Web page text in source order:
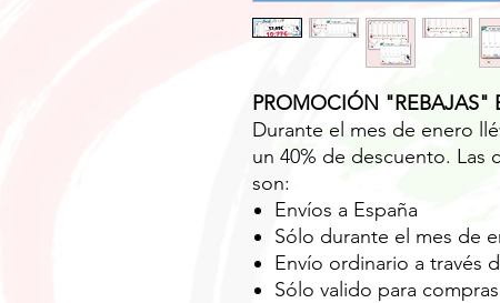
PROMOCIÓN "REBAJAS"
Durante el mes de enero
un 40% de descuento. Las
son:
Envíos a España
Sólo durante el mes de
Envío ordinario a través
Sólo valido para